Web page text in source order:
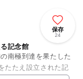
保存
24
記念館
南極到達を果たした
たたえ設立された記